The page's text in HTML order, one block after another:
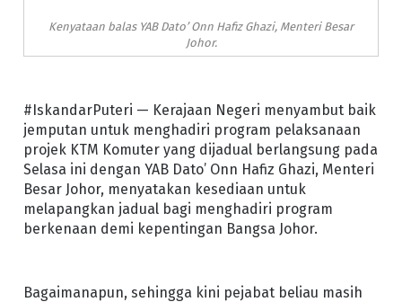
Kenyataan balas YAB Dato’ Onn Hafiz Ghazi, Menteri Besar
Johor.
#IskandarPuteri — Kerajaan Negeri menyambut baik
jemputan untuk menghadiri program pelaksanaan
projek KTM Komuter yang dijadual berlangsung pada
Selasa ini dengan YAB Dato’ Onn Hafiz Ghazi, Menteri
Besar Johor, menyatakan kesediaan untuk
melapangkan jadual bagi menghadiri program
berkenaan demi kepentingan Bangsa Johor.
Bagaimanapun, sehingga kini pejabat beliau masih